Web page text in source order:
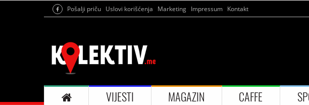
Pošalji priču Uslovi korišćenja Marketing Impressum Kontakt
VIJESTI MAGAZIN CAFFE